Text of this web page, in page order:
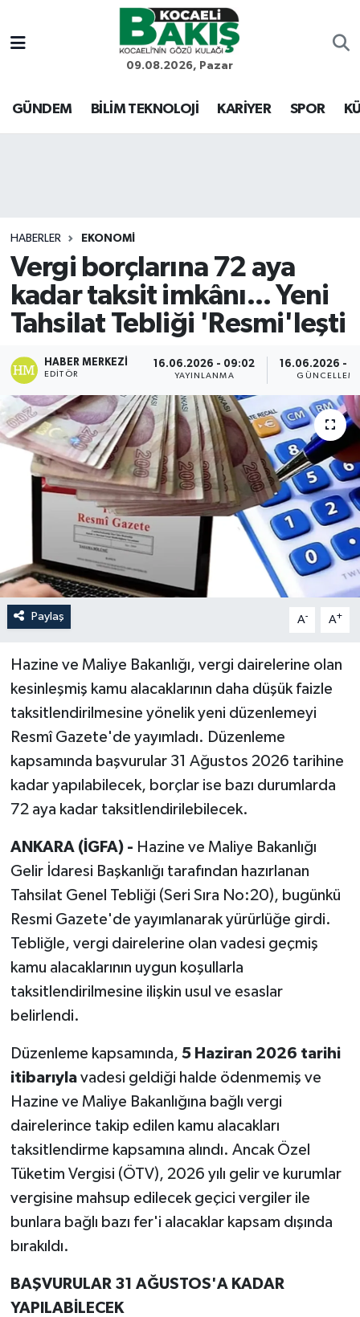
09.08.2026, Pazar
GÜNDEM BİLİM TEKNOLOJİ KARİYER SPOR
HABERLER EKONOMİ
Vergi borçlarına 72 aya
kadar taksit imkânı... Yeni
Tahsilat Tebliği 'Resmi'leşti
HABER MERKEZI
EDITÖR
16.06.2026 - 09:02
YAYINLANMA
16.06.2026 -
Paylaş A- A+
Hazine ve Maliye Bakanlığı, vergi dairelerine olan
kesinleşmiş kamu alacaklarının daha düşük faizle
taksitlendirilmesine yönelik yeni düzenlemeyi
Resmî Gazete'de yayımladı. Düzenleme
kapsamında başvurular 31 Ağustos 2026 tarihine
kadar yapılabilecek, borçlar ise bazı durumlarda
72 aya kadar taksitlendirilebilecek.
ANKARA (İGFA) - Hazine ve Maliye Bakanlığı
Gelir İdaresi Başkanlığı tarafından hazırlanan
Tahsilat Genel Tebliği (Seri Sıra No:20), bugünkü
Resmi Gazete'de yayımlanarak yürürlüğe girdi.
Tebliğle, vergi dairelerine olan vadesi geçmiş
kamu alacaklarının uygun koşullarla
taksitlendirilmesine ilişkin usul ve esaslar
belirlendi.
Düzenleme kapsamında, 5 Haziran 2026 tarihi
itibarıyla vadesi geldiği halde ödenmemiş ve
Hazine ve Maliye Bakanlığına bağlı vergi
dairelerince takip edilen kamu alacakları
taksitlendirme kapsamına alındı. Ancak Özel
Tüketim Vergisi (ÖTV), 2026 yılı gelir ve kurumlar
vergisine mahsup edilecek geçici vergiler ile
bunlara bağlı bazı fer'i alacaklar kapsam dışında
bırakıldı.
BAŞVURULAR 31 AĞUSTOS'A KADAR
YAPILABİLECEK
Kocaeli Nöbetçi Eczaneler
Kocaeli Hava Durumu
Son Dakika Haberleri
Haber Arşivi